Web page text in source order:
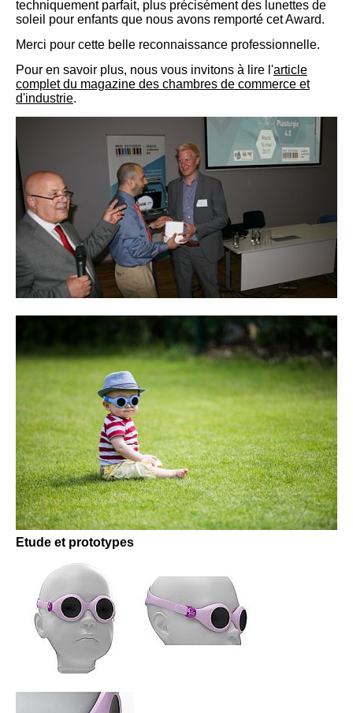
techniquement parfait, plus précisément des lunettes de
soleil pour enfants que nous avons remporté cet Award.
Merci pour cette belle reconnaissance professionnelle.
Pour en savoir plus, nous vous invitons à lire l'article
complet du magazine des chambres de commerce et
d'industrie.
Etude et prototypes